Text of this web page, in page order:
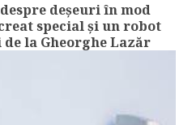
deșeuri în mod
special și un robot
la Gheorghe Lazăr